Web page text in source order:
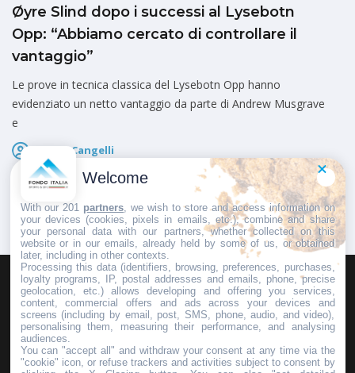
Øyre Slind dopo i successi al Lysebotn
Opp: “Abbiamo cercato di controllare il
vantaggio”
Le prove in tecnica classica del Lysebotn Opp hanno
evidenziato un netto vantaggio da parte di Andrew Musgrave
e
Marco Cangelli
Pubblicato il
HOMEPAGEREDAZIONEINVIA UN COMUNICATO STAMPA
PUBBLICITÀSCRIVI AL DIRETTORE
Welcome
With our 201 partners , we wish to store and access information on
your devices (cookies, pixels in emails, etc.), combine and share
your personal data with our partners, whether collected on this
website or in our emails, already held by some of us, or obtained
later, including in other contexts.
Processing this data (identifiers, browsing, preferences, purchases,
loyalty programs, IP, postal addresses and emails, phone, precise
geolocation, etc.) allows developing and offering you services,
content, commercial offers and ads across your devices and
screens (including by email, post, SMS, phone, audio, and video),
personalising them, measuring their performance, and analysing
audiences.
You can "accept all" and withdraw your consent at any time via the
"cookie" icon, or refuse trackers and activities subject to consent by